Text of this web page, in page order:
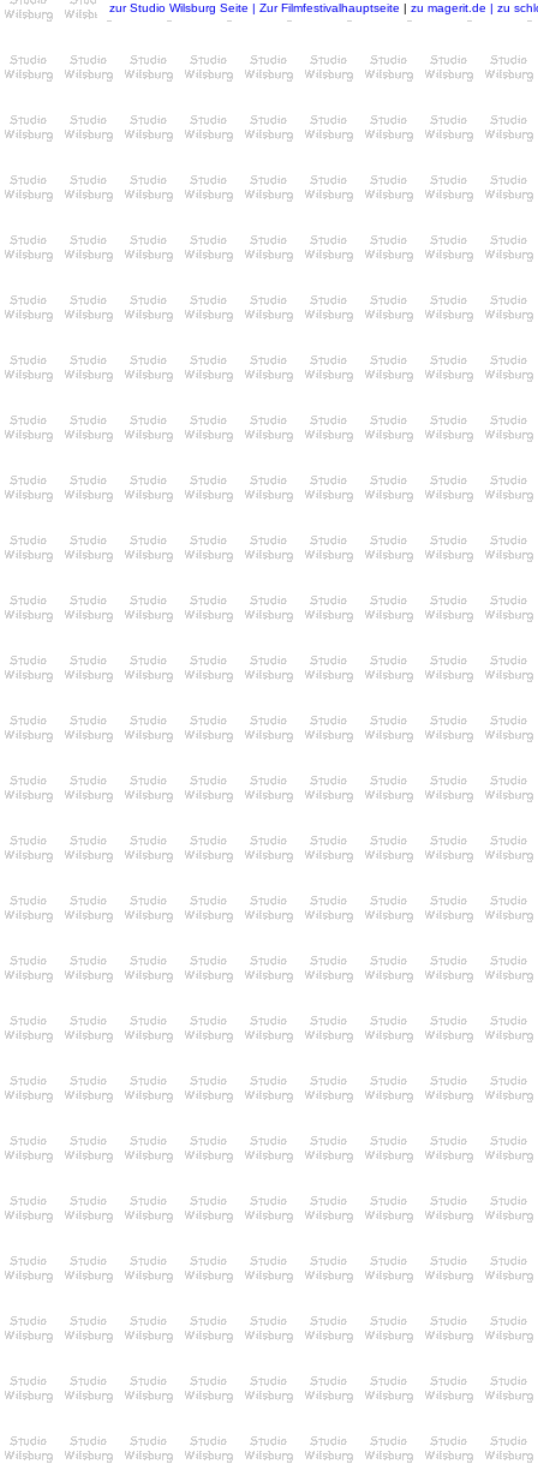
zur Studio Wilsburg Seite | Zur Filmfestivalhauptseite | zu magerit.de | zu